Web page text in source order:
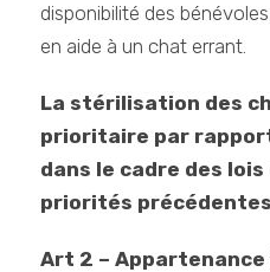
disponibilité des
en aide à un chat errant.
La stérilisation des
prioritaire par
dans le cadre des
priorités précédentes
Art 2 – Appartenance